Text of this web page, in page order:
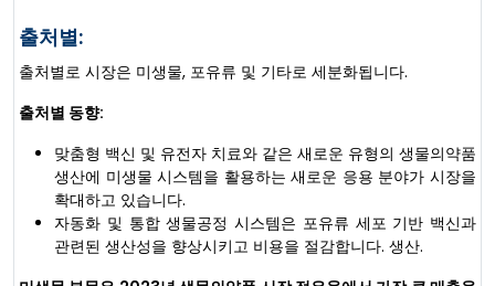
출처별:
출처별로 시장은 미생물, 포유류 및 기타로 세분화됩니다.
출처별 동향:
맞춤형 백신 및 유전자 치료와 같은 새로운 유형의 생물의약품
생산에 미생물 시스템을 활용하는 새로운 응용 분야가 시장을
확대하고 있습니다.
자동화 및 통합 생물공정 시스템은 포유류 세포 기반 백신과
관련된 생산성을 향상시키고 비용을 절감합니다. 생산.